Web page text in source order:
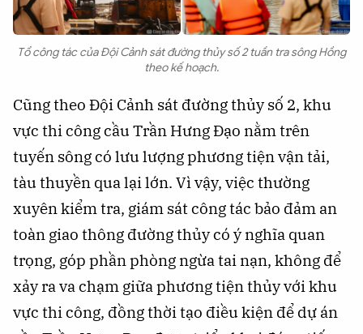
Tổ công tác của Đội Cảnh sát đường thủy số 2 tuần tra sông Hồng
theo kế hoạch.
Cũng theo Đội Cảnh sát đường thủy số 2, khu
vực thi công cầu Trần Hưng Đạo nằm trên
tuyến sông có lưu lượng phương tiện vận tải,
tàu thuyền qua lại lớn. Vì vậy, việc thường
xuyên kiểm tra, giám sát công tác bảo đảm an
toàn giao thông đường thủy có ý nghĩa quan
trọng, góp phần phòng ngừa tai nạn, không để
xảy ra va chạm giữa phương tiện thủy với khu
vực thi công, đồng thời tạo điều kiện để dự án